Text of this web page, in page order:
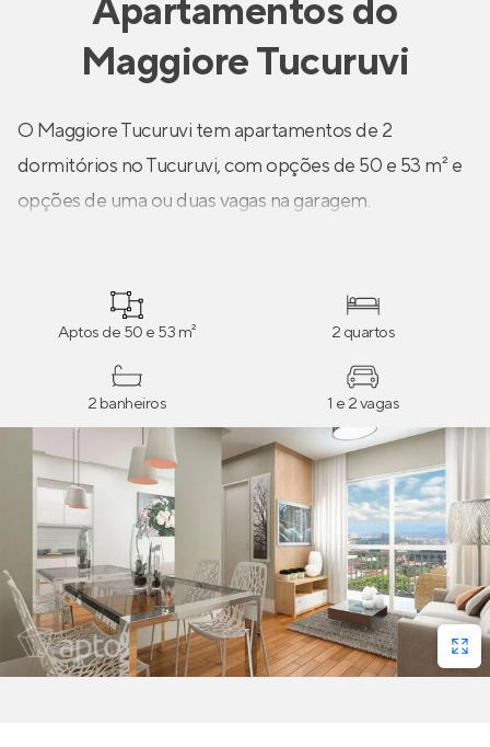
Apartamentosdo
Maggiore Tucuruvi
O Maggiore Tucuruvi tem apartamentos de 2
dormitórios no Tucuruvi, com opções de 50 e 53 m² e
opções de uma ou duas vagas na garagem.
Aptos de 50 e 53 m² 2 quartos
2 banheiros 1 e 2 vagas